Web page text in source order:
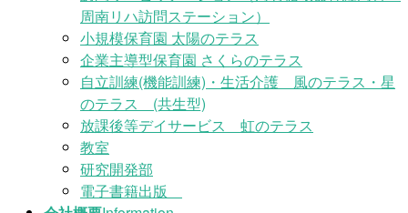
周南リハ訪問ステーション）
小規模保育園 太陽のテラス
企業主導型保育園 さくらのテラス
自立訓練(機能訓練)・生活介護 風のテラス・星
のテラス (共生型)
放課後等デイサービス 虹のテラス
教室
研究開発部
電子書籍出版